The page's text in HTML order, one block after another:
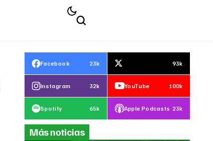
Facebook 23k 93k
Instagram 32k YouTube 100k
Spotify 65k Apple Podcasts 23k
Más noticias